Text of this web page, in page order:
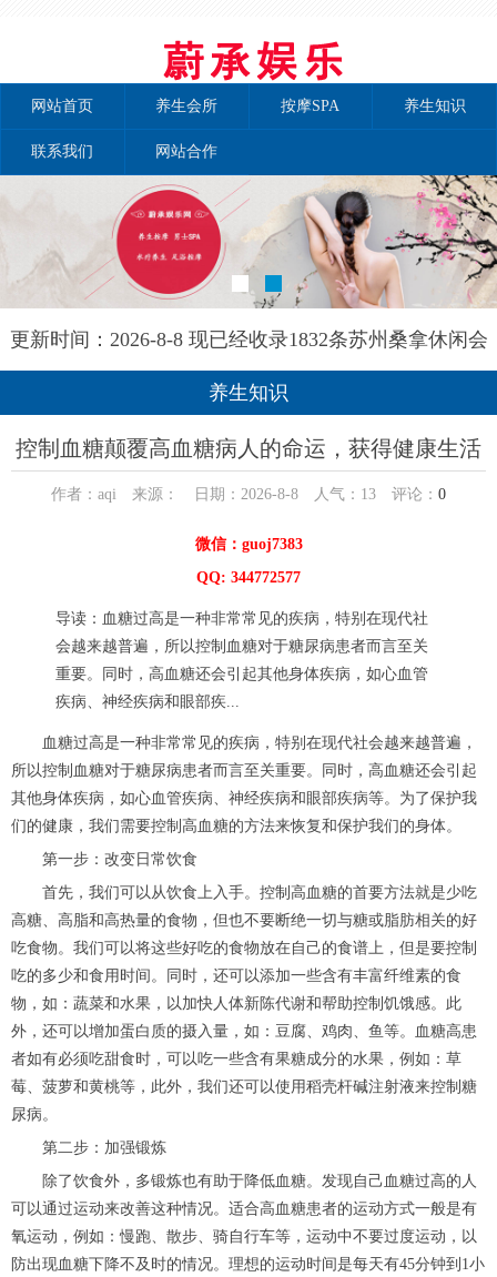
网站首页 养生会所 按摩SPA 养生知识
联系我们 网站合作
更新时间：2026-8-8 现已经收录1832条苏州桑拿休闲会
所-苏州金海养生网信息
养生知识
控制血糖颠覆高血糖病人的命运，获得健康生活
作者：aqi 来源： 日期：2026-8-8 人气： 13 评论： 0
微信：guoj7383
QQ: 344772577
导读：血糖过高是一种非常常见的疾病，特别在现代社
会越来越普遍，所以控制血糖对于糖尿病患者而言至关
重要。同时，高血糖还会引起其他身体疾病，如心血管
疾病、神经疾病和眼部疾...
血糖过高是一种非常常见的疾病，特别在现代社会越来越普遍，
所以控制血糖对于糖尿病患者而言至关重要。同时，高血糖还会引起
其他身体疾病，如心血管疾病、神经疾病和眼部疾病等。为了保护我
们的健康，我们需要控制高血糖的方法来恢复和保护我们的身体。
第一步：改变日常饮食
首先，我们可以从饮食上入手。控制高血糖的首要方法就是少吃
高糖、高脂和高热量的食物，但也不要断绝一切与糖或脂肪相关的好
吃食物。我们可以将这些好吃的食物放在自己的食谱上，但是要控制
吃的多少和食用时间。同时，还可以添加一些含有丰富纤维素的食
物，如：蔬菜和水果，以加快人体新陈代谢和帮助控制饥饿感。此
外，还可以增加蛋白质的摄入量，如：豆腐、鸡肉、鱼等。血糖高患
者如有必须吃甜食时，可以吃一些含有果糖成分的水果，例如：草
莓、菠萝和黄桃等，此外，我们还可以使用稻壳杆碱注射液来控制糖
尿病。
第二步：加强锻炼
除了饮食外，多锻炼也有助于降低血糖。发现自己血糖过高的人
可以通过运动来改善这种情况。适合高血糖患者的运动方式一般是有
氧运动，例如：慢跑、散步、骑自行车等，运动中不要过度运动，以
防出现血糖下降不及时的情况。理想的运动时间是每天有45分钟到1小